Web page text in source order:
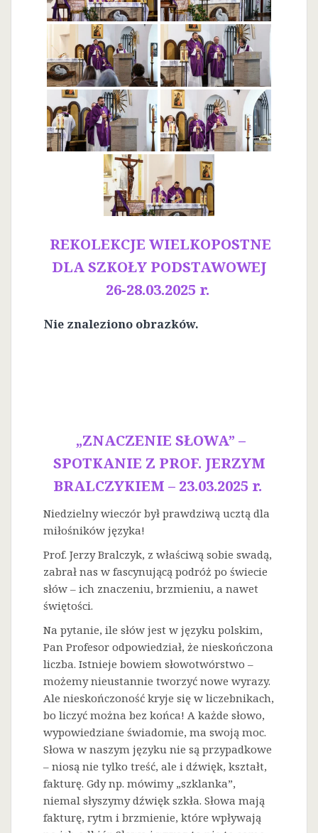
REKOLEKCJE WIELKOPOSTNE
DLA SZKOŁY PODSTAWOWEJ
26-28.03.2025 r.
Nie znaleziono obrazków.
„ZNACZENIE SŁOWA” –
SPOTKANIE Z PROF. JERZYM
BRALCZYKIEM – 23.03.2025 r.
Niedzielny wieczór był prawdziwą ucztą dla
miłośników języka!
Prof. Jerzy Bralczyk, z właściwą sobie swadą,
zabrał nas w fascynującą podróż po świecie
słów – ich znaczeniu, brzmieniu, a nawet
świętości.
Na pytanie, ile słów jest w języku polskim,
Pan Profesor odpowiedział, że nieskończona
liczba. Istnieje bowiem słowotwórstwo –
możemy nieustannie tworzyć nowe wyrazy.
Ale nieskończoność kryje się w liczebnikach,
bo liczyć można bez końca! A każde słowo,
wypowiedziane świadomie, ma swoją moc.
Słowa w naszym języku nie są przypadkowe
– niosą nie tylko treść, ale i dźwięk, kształt,
fakturę. Gdy np. mówimy „szklanka”,
niemal słyszymy dźwięk szkła. Słowa mają
fakturę, rytm i brzmienie, które wpływają